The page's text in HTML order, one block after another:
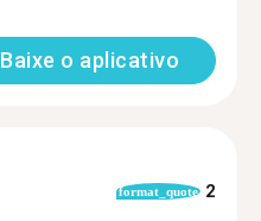
Baixe o aplicativo
format_quote 2